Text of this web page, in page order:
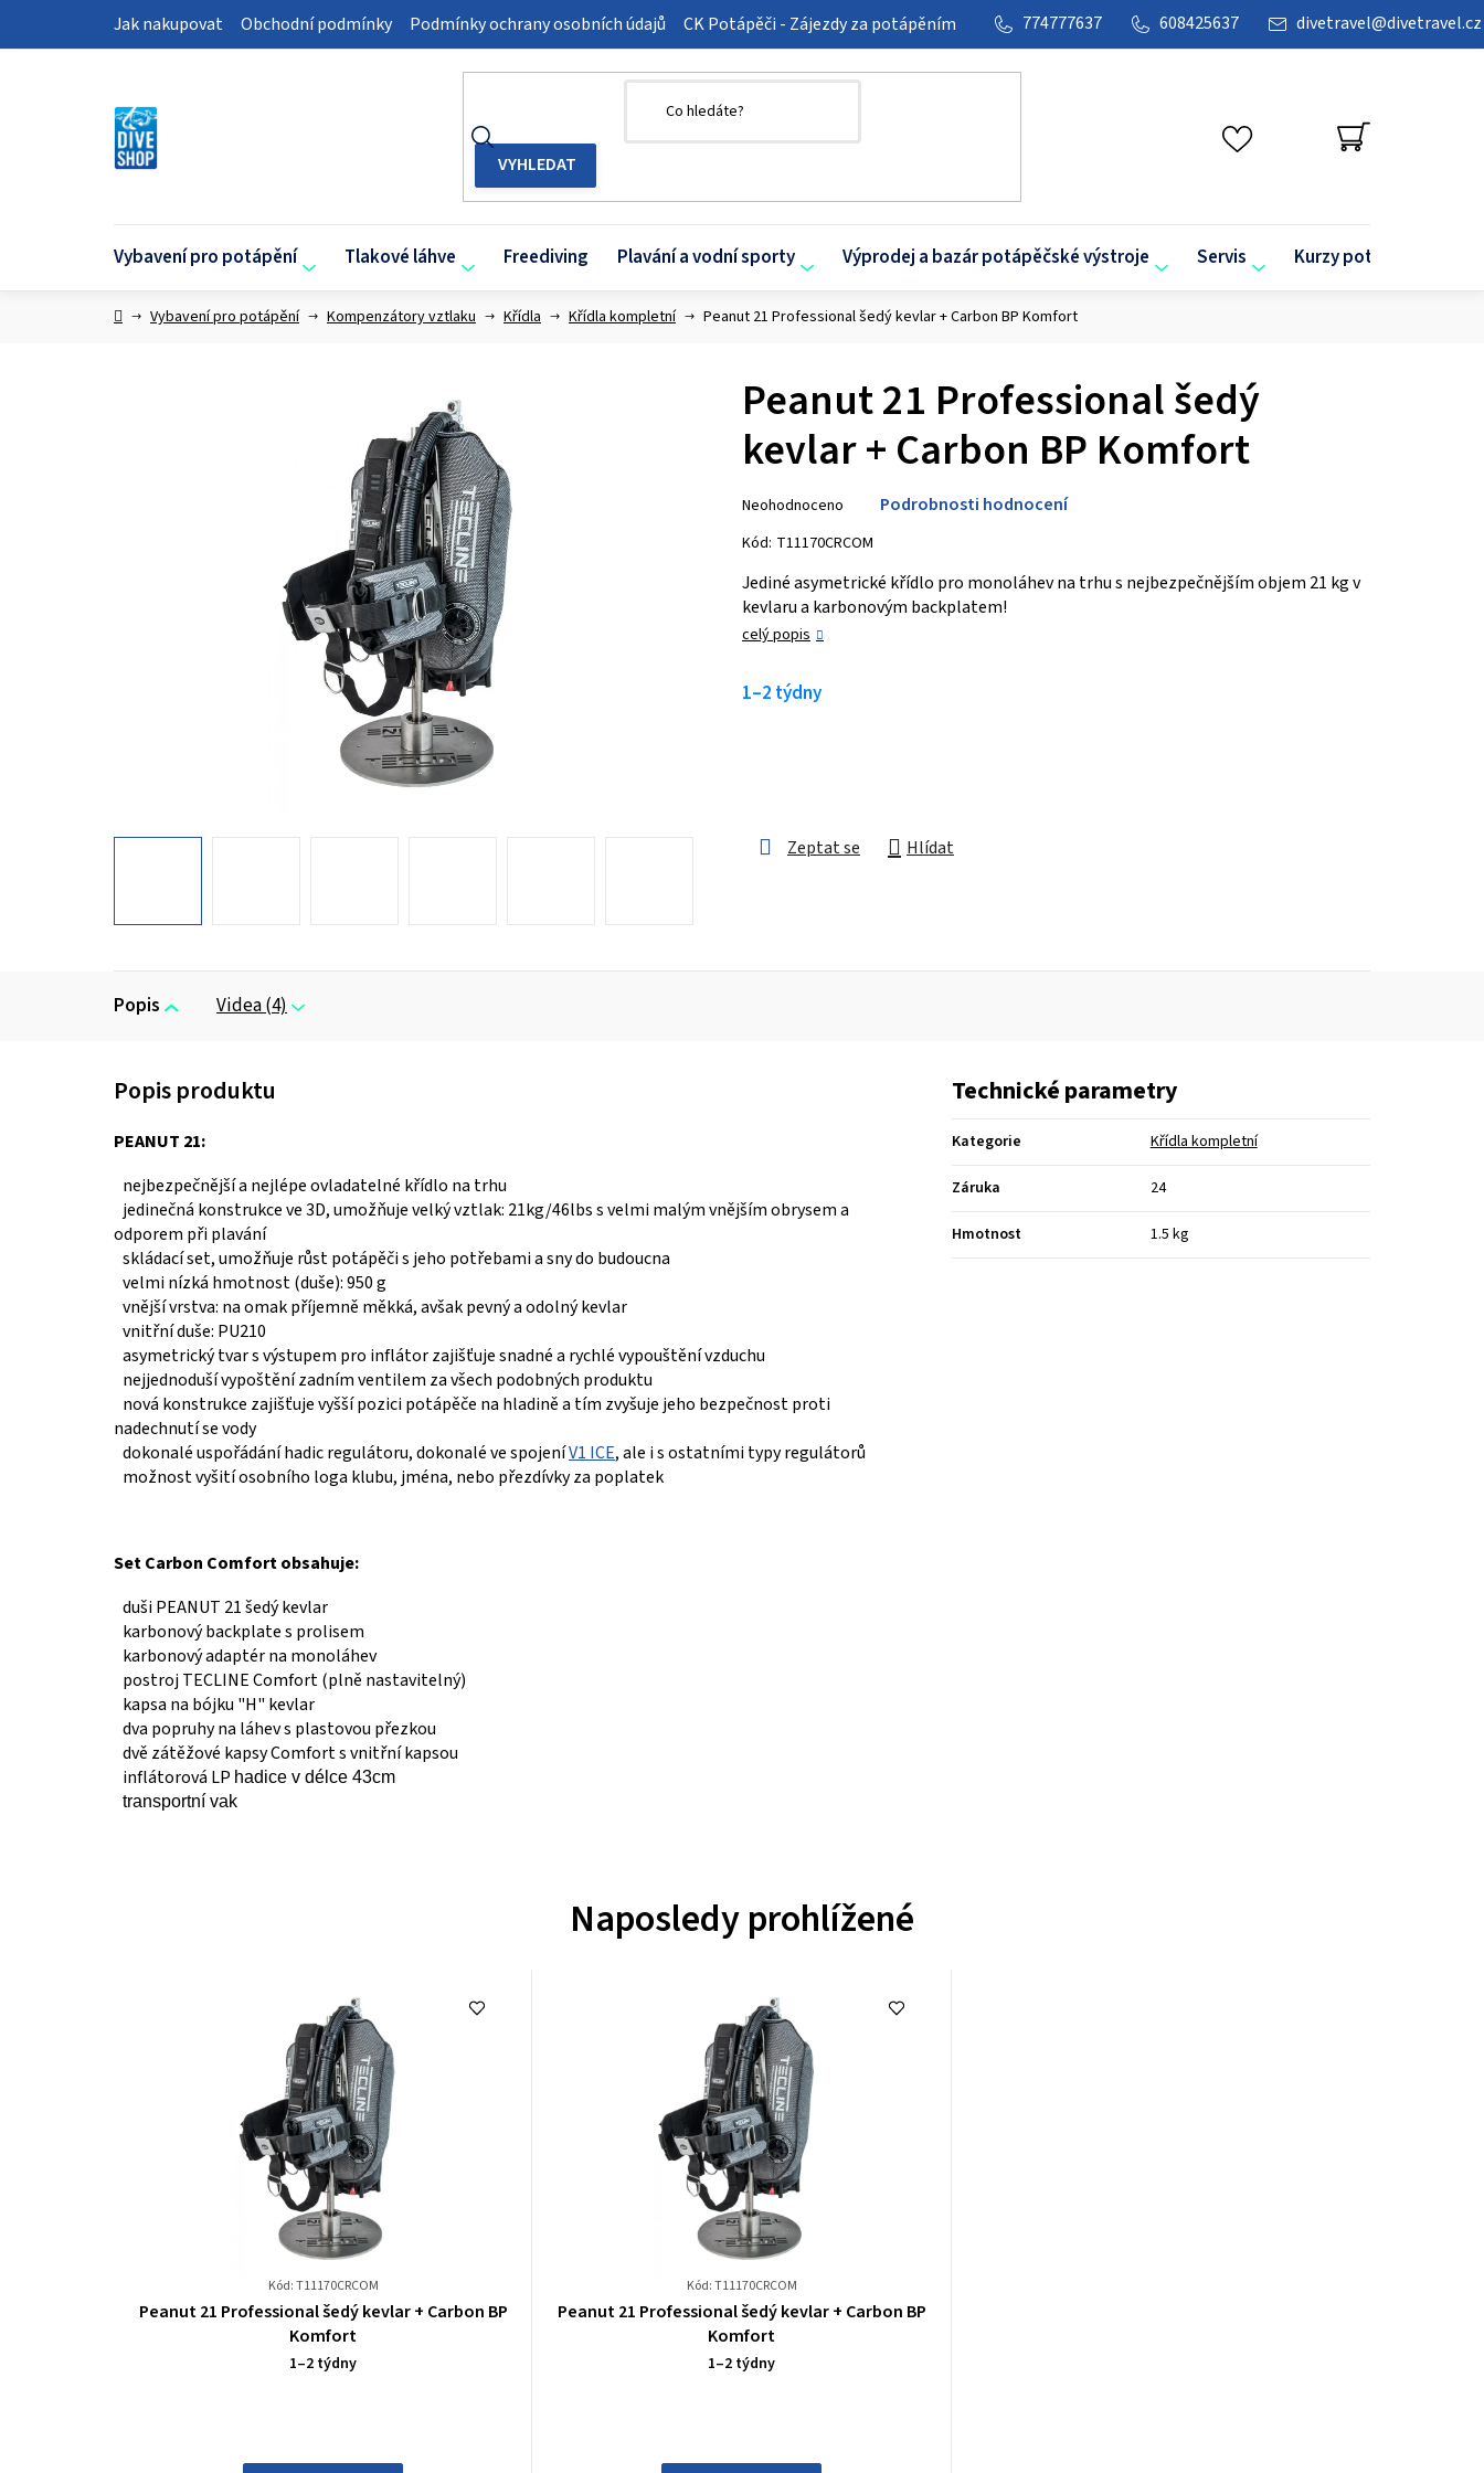
Jak nakupovat Obchodní podmínky Podmínky ochrany osobních údajů CK Potápěči - Zájezdy za potápěním divetravel@divetravel.cz
608425637
774777637
NÁKUPNÍ
KOŠÍK
Vybavení pro potápění Tlakové láhve Freediving Plavání a vodní sporty Výprodej a bazár potápěčské výstroje Servis Kurzy potápění
DomůVybavení pro potápění Kompenzátory vztlaku Křídla Křídla kompletní Peanut 21 Professional šedý kevlar + Carbon BP Komfort
Peanut 21 Professional šedý
kevlar + Carbon BP Komfort
hodnocení
produktu
0,0
z 5
hvězdiček.
Neohodnoceno Podrobnosti hodnocení
Kód: T11170CRCOM
Jediné asymetrické křídlo pro monoláhev na trhu s nejbezpečnějším objem 21 kg v
kevlaru a karbonovým backplatem!
celý popis
1–2 týdny
Zeptat se Hlídat
Popis Videa (4)
PEANUT 21:
nejbezpečnější a nejlépe ovladatelné křídlo na trhu
jedinečná konstrukce ve 3D, umožňuje velký vztlak: 21kg/46lbs s velmi malým vnějším obrysem a
odporem při plavání
skládací set, umožňuje růst potápěči s jeho potřebami a sny do budoucna
velmi nízká hmotnost (duše): 950 g
vnější vrstva: na omak příjemně měkká, avšak pevný a odolný kevlar
vnitřní duše: PU210
asymetrický tvar s výstupem pro inflátor zajišťuje snadné a rychlé vypouštění vzduchu
nejjednoduší vypoštění zadním ventilem za všech podobných produktu
nová konstrukce zajišťuje vyšší pozici potápěče na hladině a tím zvyšuje jeho bezpečnost proti
nadechnutí se vody
dokonalé uspořádání hadic regulátoru, dokonalé ve spojeníV1 ICE, ale i s ostatními typy regulátorů
možnost vyšití osobního loga klubu, jména, nebo přezdívky za poplatek
Set Carbon Comfort obsahuje:
duši PEANUT 21 šedý kevlar
karbonový backplate s prolisem
karbonový adaptér na monoláhev
postroj TECLINE Comfort (plně nastavitelný)
kapsa na bójku "H" kevlar
dva popruhy na láhev s plastovou přezkou
dvě zátěžové kapsy Comfort s vnitřní kapsou
inflátorová LP hadice v délce 43cm
transportní vak
Technické parametry
Kategorie Křídla kompletní
Záruka 24
Hmotnost 1.5 kg
Naposledy prohlížené
Kód: T11170CRCOM
Průměrné
hodnocení
produktu
5
Peanut 21 Professional šedý kevlar + Carbon BP
Komfort
1–2 týdny
Kód: T11170CRCOM
Průměrné
hodnocení
produktu
5
Peanut 21 Professional šedý kevlar + Carbon BP
Komfort
1–2 týdny